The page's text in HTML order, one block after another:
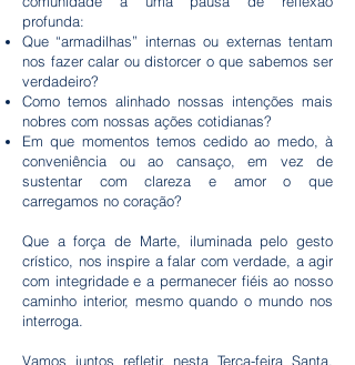
profunda:
Que “armadilhas” internas ou externas tentam
nos fazer calar ou distorcer o que sabemos ser
verdadeiro?
Como temos alinhado nossas intenções mais
nobres com nossas ações cotidianas?
Em que momentos temos cedido ao medo, à
conveniência ou ao cansaço, em vez de
sustentar com clareza e amor o que
carregamos no coração?
Que a força de Marte, iluminada pelo gesto
crístico, nos inspire a falar com verdade, a agir
com integridade e a permanecer fiéis ao nosso
caminho interior, mesmo quando o mundo nos
interroga.
Vamos juntos refletir, nesta Terça-feira Santa,